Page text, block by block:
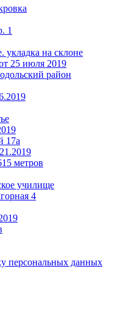
1
укладка на склоне
25 июля 2019
район
17а
метров
училище
4
персональных данных